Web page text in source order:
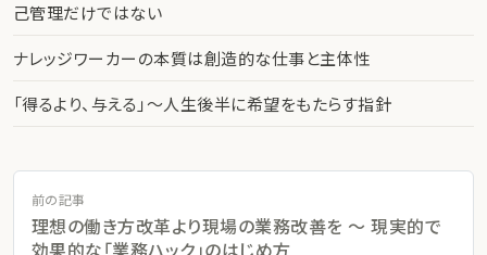
己管理だけではない
ナレッジワーカーの本質は創造的な仕事と主体性
「得るより、与える」〜人生後半に希望をもたらす指針
前の記事
理想の働き方改革より現場の業務改善を 〜 現実的で